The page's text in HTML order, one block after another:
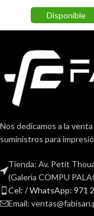
Disponible
Nos dedicamos a la
suministros para
Tienda: Av. Petit
(Galerìa COMPU
Cel: / WhatsApp: 971
Email: